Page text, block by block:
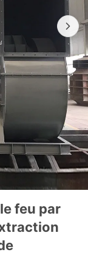
feu par